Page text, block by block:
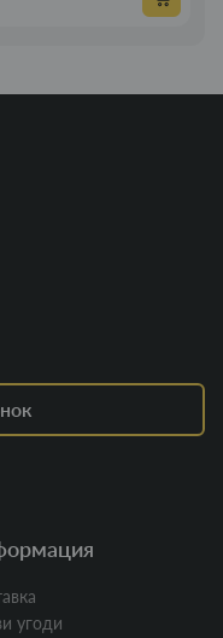
угоди